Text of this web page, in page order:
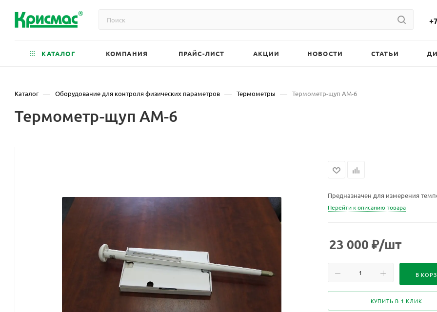
КАТАЛОГ КОМПАНИЯ ПРАЙС-ЛИСТ АКЦИИ НОВОСТИ СТАТЬИ
Каталог — Оборудование для контроля физических параметров — Термометры — Термометр-щуп АМ-6
Термометр-щуп АМ-6
Предназначен для измерения
Перейти к описанию товара
23 000 ₽/шт
В
КУПИТЬ В 1 КЛИК